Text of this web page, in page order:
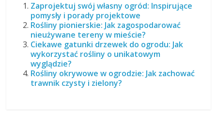
Zaprojektuj swój własny ogród: Inspirujące
pomysły i porady projektowe
Rośliny pionierskie: Jak zagospodarować
nieużywane tereny w mieście?
Ciekawe gatunki drzewek do ogrodu: Jak
wykorzystać rośliny o unikatowym
wyglądzie?
Rośliny okrywowe w ogrodzie: Jak zachować
trawnik czysty i zielony?